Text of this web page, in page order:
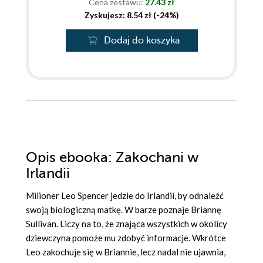
Cena zestawu: 27.43 zł
Zyskujesz: 8.54 zł (-24%)
Dodaj do koszyka
Opis ebooka: Zakochani w
Irlandii
Milioner Leo Spencer jedzie do Irlandii, by odnaleźć
swoją biologiczną matkę. W barze poznaje Briannę
Sullivan. Liczy na to, że znająca wszystkich w okolicy
dziewczyna pomoże mu zdobyć informacje. Wkrótce
Leo zakochuje się w Briannie, lecz nadal nie ujawnia,